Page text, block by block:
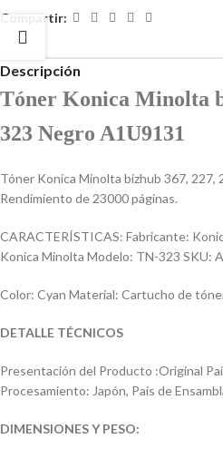
Compartir:
Descripción
Tóner Konica Minolta
323 Negro A1U9131
Tóner Konica Minolta bizhub 367, 227,
Rendimiento de 23000 páginas.
CARACTERÍSTICAS: Fabricante:
Konica Minolta Modelo: TN-323 SKU:
Color: Cyan Material: Cartucho de
DETALLE TÉCNICOS
Presentación del Producto :Original
Procesamiento: Japón, País de
DIMENSIONES Y PESO: